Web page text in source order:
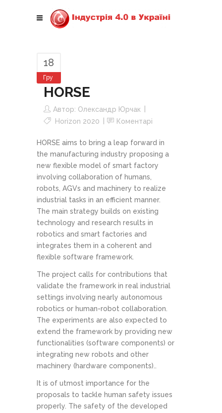
18
Гру
HORSE
Автор: Олександр Юрчак
Horizon 2020
Коментарі
HORSE aims to bring a leap forward in
the manufacturing industry proposing a
new flexible model of smart factory
involving collaboration of humans,
robots, AGVs and machinery to realize
industrial tasks in an efficient manner.
The main strategy builds on existing
technology and research results in
robotics and smart factories and
integrates them in a coherent and
flexible software framework.
The project calls for contributions that
validate the framework in real industrial
settings involving nearly autonomous
robotics or human-robot collaboration.
The experiments are also expected to
extend the framework by providing new
functionalities (software components) or
integrating new robots and other
machinery (hardware components)..
It is of utmost importance for the
proposals to tackle human safety issues
properly. The safety of the developed